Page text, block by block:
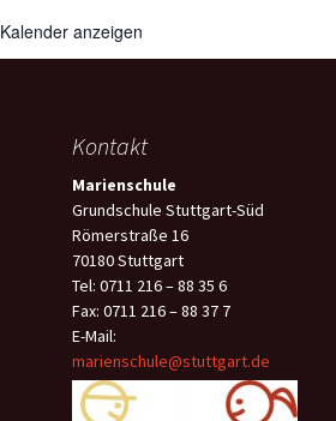
Kalender anzeigen
Kontakt
Marienschule
Grundschule Stuttgart-Süd
Römerstraße 16
70180 Stuttgart
Tel: 0711 216 – 88 35 6
Fax: 0711 216 – 88 37 7
E-Mail:
marienschule@stuttgart.de